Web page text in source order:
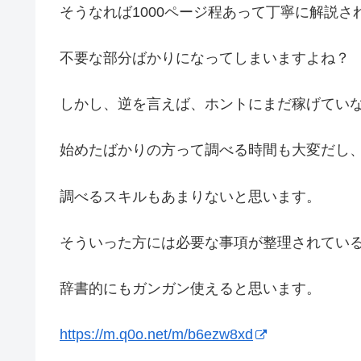
そうなれば1000ページ程あって丁寧に解説さ
不要な部分ばかりになってしまいますよね？
しかし、逆を言えば、ホントにまだ稼げてい
始めたばかりの方って調べる時間も大変だし
調べるスキルもあまりないと思います。
そういった方には必要な事項が整理されてい
辞書的にもガンガン使えると思います。
https://m.q0o.net/m/b6ezw8xd